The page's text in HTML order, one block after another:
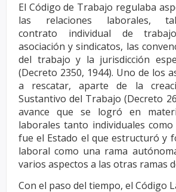
El Código de Trabajo regulaba
las relaciones laborales,
contrato individual de
asociación y sindicatos, las
del trabajo y la jurisdicción
(Decreto 2350, 1944). Uno de los
a rescatar,aparte de la
Sustantivo del Trabajo (Decreto
avance que se logró en
laborales tanto individuales como
fue el Estado el queestructuró y
laboral como una rama
varios aspectos a las otras ramas
Con el paso del tiempo, el Código